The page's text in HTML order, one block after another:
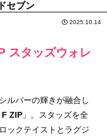
セブン
2025.10.14
スタッズウォレ
ルバーの輝きが融合し
F ZIP 」。スタッズを全
ックテイストとラグジ